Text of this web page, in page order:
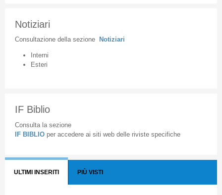
Notiziari
Consultazione della sezione Notiziari
Interni
Esteri
IF Biblio
Consulta la sezione
IF BIBLIO per accedere ai siti web delle riviste specifiche
ULTIMI INSERITI PIÙ VISTI